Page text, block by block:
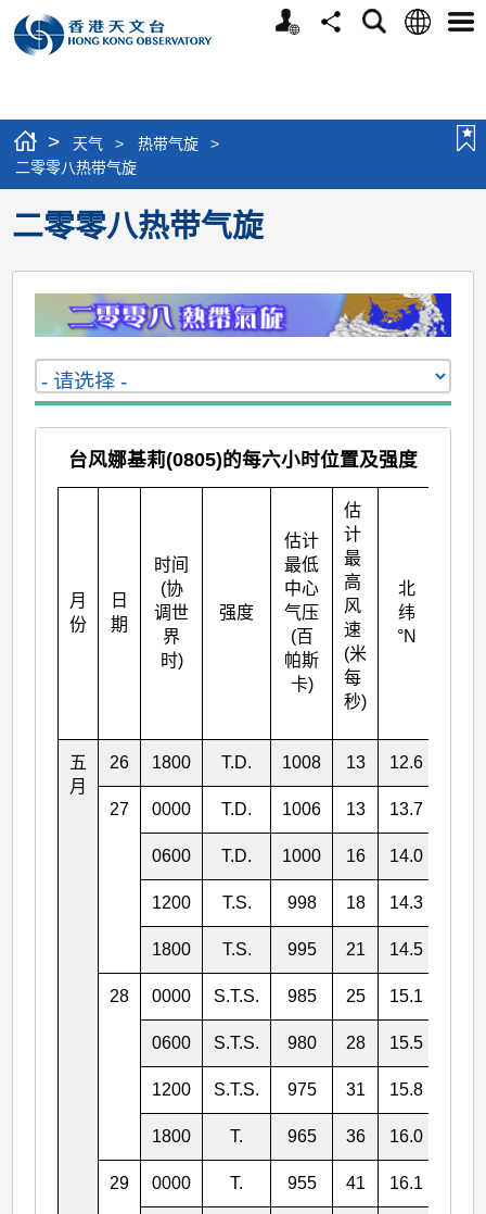
个
分
搜
语
选
> 天气 > 热带气旋
>
二零零八热带气旋
二零零八热带气旋
台风娜基莉(0805)的每六小时位置及强度
月
份
日
期
时间
(协
调世
界
时)
强度
估计
最低
中心
气压
(百
帕斯
卡)
估
计
最
高
风
速
(米
每
秒)
北
纬
°N
五
月
26 1800 T.D. 1008 13 12.6
27 0000 T.D. 1006 13 13.7
0600 T.D. 1000 16 14.0
1200 T.S. 998 18 14.3
1800 T.S. 995 21 14.5
28 0000 S.T.S. 985 25 15.1
0600 S.T.S. 980 28 15.5
1200 S.T.S. 975 31 15.8
1800 T. 965 36 16.0
29 0000 T. 955 41 16.1